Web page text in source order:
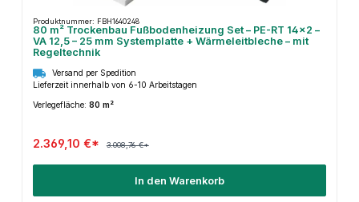
Produktnummer: FBH1640248
80 m² Trockenbau Fußbodenheizung Set – PE-RT 14×2 –
VA 12,5 – 25 mm Systemplatte + Wärmeleitbleche – mit
Regeltechnik
Versand per Spedition
Lieferzeit innerhalb von 6-10 Arbeitstagen
Verlegefläche: 80 m²
2.369,10 €* 3.008,76 €*
In den Warenkorb